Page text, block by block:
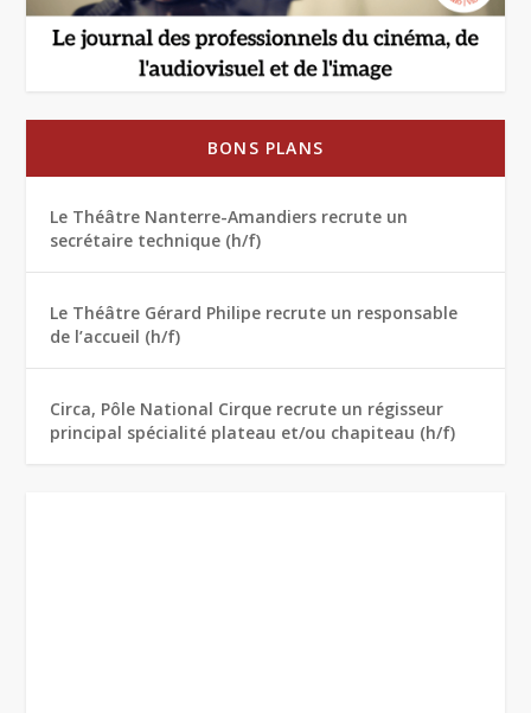
BONS PLANS
Le Théâtre Nanterre-Amandiers recrute un
secrétaire technique (h/f)
Le Théâtre Gérard Philipe recrute un responsable
de l’accueil (h/f)
Circa, Pôle National Cirque recrute un régisseur
principal spécialité plateau et/ou chapiteau (h/f)